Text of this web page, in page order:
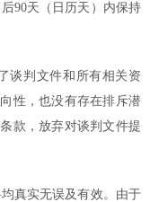
90天（日历天）内保持
谈判文件和所有相关资
性，也没有存在排斥潜
款，放弃对谈判文件提
真实无误及有效。由于